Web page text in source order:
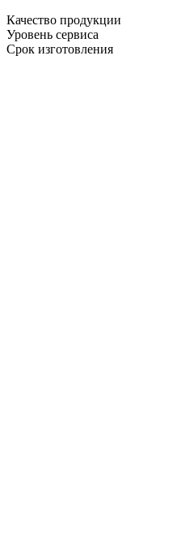
Качество продукции
Уровень сервиса
Срок изготовления